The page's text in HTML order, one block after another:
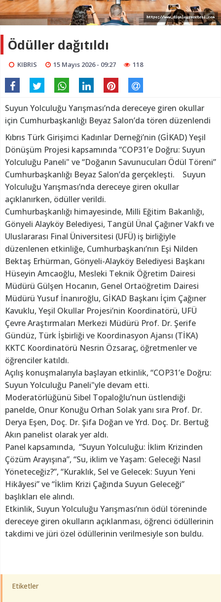
Ödüller dağıtıldı
KIBRIS 15 Mayıs 2026 - 09:27 118
Suyun Yolculuğu Yarışması’nda dereceye giren okullar
için Cumhurbaşkanlığı Beyaz Salon’da tören düzenlendi
Kıbrıs Türk Girişimci Kadınlar Derneği’nin (GİKAD) Yeşil
Dönüşüm Projesi kapsamında “COP31’e Doğru: Suyun
Yolculuğu Paneli" ve “Doğanın Savunucuları Ödül Töreni”
Cumhurbaşkanlığı Beyaz Salon’da gerçekleşti. Suyun
Yolculuğu Yarışması’nda dereceye giren okullar
açıklanırken, ödüller verildi.
Cumhurbaşkanlığı himayesinde, Milli Eğitim Bakanlığı,
Gönyeli Alayköy Belediyesi, Tangül Ünal Çağıner Vakfı ve
Uluslararası Final Üniversitesi (UFÜ) iş birliğiyle
düzenlenen etkinliğe, Cumhurbaşkanı’nın Eşi Nilden
Bektaş Erhürman, Gönyeli-Alayköy Belediyesi Başkanı
Hüseyin Amcaoğlu, Mesleki Teknik Öğretim Dairesi
Müdürü Gülşen Hocanın, Genel Ortaöğretim Dairesi
Müdürü Yusuf İnanıroğlu, GİKAD Başkanı İçim Çağıner
Kavuklu, Yeşil Okullar Projesi’nin Koordinatörü, UFÜ
Çevre Araştırmaları Merkezi Müdürü Prof. Dr. Şerife
Gündüz, Türk İşbirliği ve Koordinasyon Ajansı (TİKA)
KKTC Koordinatörü Nesrin Özsaraç, öğretmenler ve
öğrenciler katıldı.
Açılış konuşmalarıyla başlayan etkinlik, “COP31’e Doğru:
Suyun Yolculuğu Paneli"yle devam etti.
Moderatörlüğünü Sibel Topaloğlu’nun üstlendiği
panelde, Onur Konuğu Orhan Solak yanı sıra Prof. Dr.
Derya Eşen, Doç. Dr. Şifa Doğan ve Yrd. Doç. Dr. Bertuğ
Akın panelist olarak yer aldı.
Panel kapsamında, “Suyun Yolculuğu: İklim Krizinden
Çözüm Arayışına”, “Su, iklim ve Yaşam: Geleceği Nasıl
Yöneteceğiz?”, “Kuraklık, Sel ve Gelecek: Suyun Yeni
Hikâyesi” ve “İklim Krizi Çağında Suyun Geleceği”
başlıkları ele alındı.
Etkinlik, Suyun Yolculuğu Yarışması’nın ödül töreninde
dereceye giren okulların açıklanması, öğrenci ödüllerinin
takdimi ve jüri özel ödüllerinin verilmesiyle son buldu.
Etiketler